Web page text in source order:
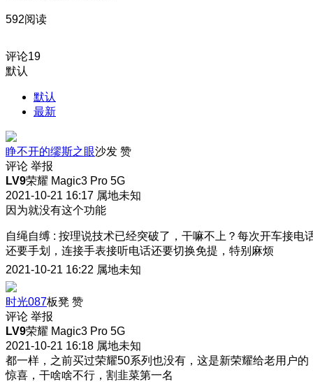
592阅读
评论19
默认
默认
最新
睁不开的缪斯之眼沙发 赞
评论 举报
LV9荣耀 Magic3 Pro 5G
2021-10-21 16:17 属地未知
因为就没有这个功能
自绳自缚 : 按理说技术已经突破了，干嘛不上？每次开车接电
还要手划，连接手表接听电话还要切换免提，特别麻烦
2021-10-21 16:22 属地未知
时光087板凳 赞
评论 举报
LV9荣耀 Magic3 Pro 5G
2021-10-21 16:18 属地未知
都一样，之前买过荣耀50系列也没有，这是新荣耀给老用户的
惊喜，干啥啥不行，割韭菜第一名